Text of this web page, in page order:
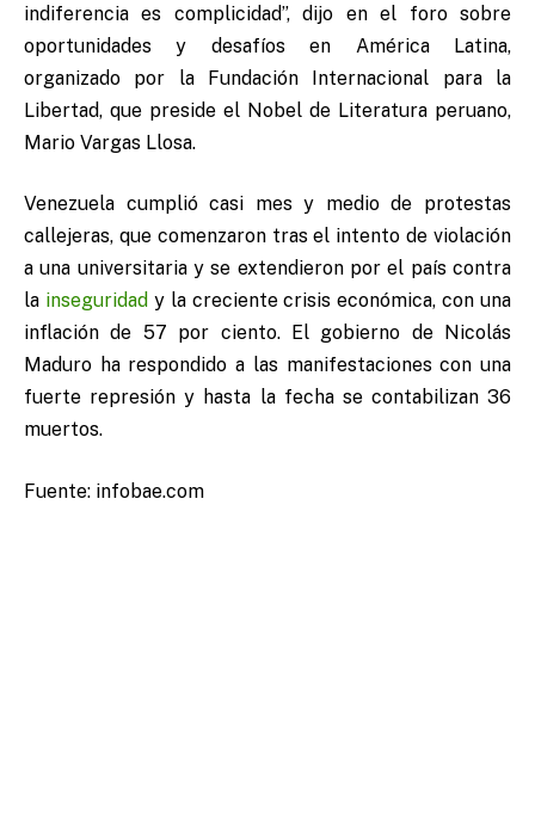
indiferencia es complicidad”, dijo en el foro sobre
oportunidades y desafíos en América Latina,
organizado por la Fundación Internacional para la
Libertad, que preside el Nobel de Literatura peruano,
Mario Vargas Llosa.
Venezuela cumplió casi mes y medio de protestas
callejeras, que comenzaron tras el intento de violación
a una universitaria y se extendieron por el país contra
la inseguridad y la creciente crisis económica, con una
inflación de 57 por ciento. El gobierno de Nicolás
Maduro ha respondido a las manifestaciones con una
fuerte represión y hasta la fecha se contabilizan 36
muertos.
Fuente: infobae.com